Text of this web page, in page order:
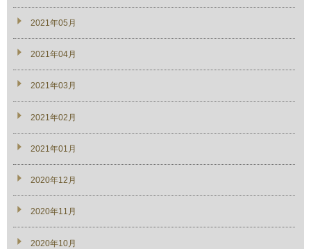
2021年05月
2021年04月
2021年03月
2021年02月
2021年01月
2020年12月
2020年11月
2020年10月